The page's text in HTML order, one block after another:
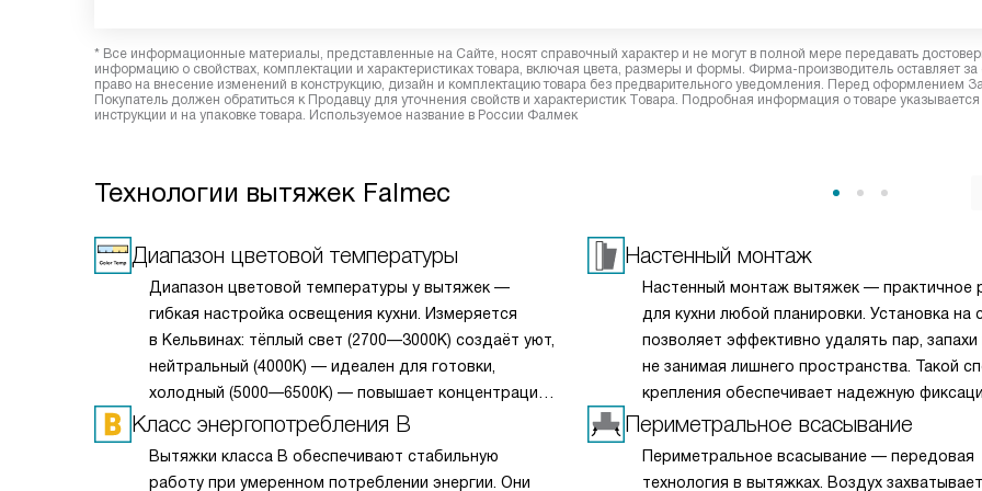
* Все информационные материалы, представленные на Сайте, носят справочный характер и не могут в полной мере передавать
информацию о свойствах, комплектации и характеристиках товара, включая цвета, размеры и формы. Фирма-производитель оставляет за
право на внесение изменений в конструкцию, дизайн и комплектацию товара без предварительного уведомления. Перед оформлением
Покупатель должен обратиться к Продавцу для уточнения свойств и характеристик Товара. Подробная информация о товаре указывается
инструкции и на упаковке товара. Используемое название в России Фалмек
Технологии вытяжек Falmec
Диапазон цветовой температуры
Диапазон цветовой температуры у вытяжек —
гибкая настройка освещения кухни. Измеряется
в Кельвинах: тёплый свет (2700—3000K) создаёт уют,
нейтральный (4000K) — идеален для готовки,
холодный (5000—6500K) — повышает концентрацию.
Регулировка позволяет адаптировать подсветку
Класс энергопотребления B
Вытяжки класса B обеспечивают стабильную
работу при умеренном потреблении энергии. Они
Настенный монтаж
Настенный монтаж вытяжек — практичное
для кухни любой планировки. Установка на
позволяет эффективно удалять пар, запахи
не занимая лишнего пространства. Такой
крепления обеспечивает надежную
корпуса, удобный доступ к фильтрам и
Периметральное всасывание
Периметральное всасывание — передовая
технология в вытяжках. Воздух